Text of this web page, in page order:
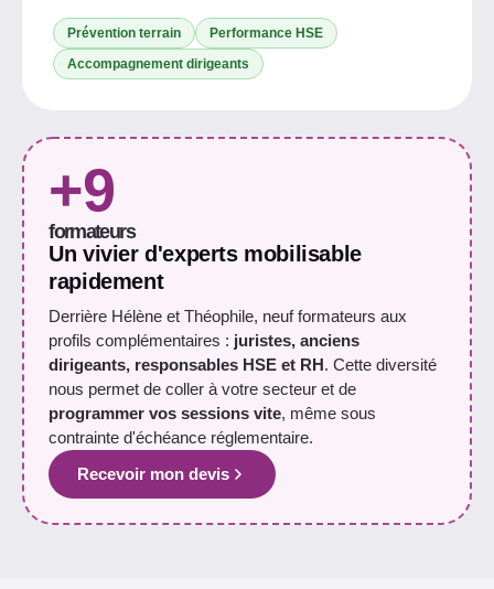
Prévention terrain
Performance HSE
Accompagnement dirigeants
+9
formateurs
Un vivier d'experts mobilisable
rapidement
Derrière Hélène et Théophile, neuf formateurs aux
profils complémentaires : juristes, anciens
dirigeants, responsables HSE et RH . Cette diversité
nous permet de coller à votre secteur et de
programmer vos sessions vite, même sous
contrainte d'échéance réglementaire.
Recevoir mon devis